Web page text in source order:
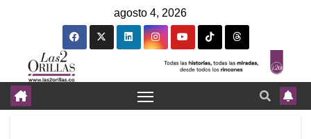
agosto 4, 2026